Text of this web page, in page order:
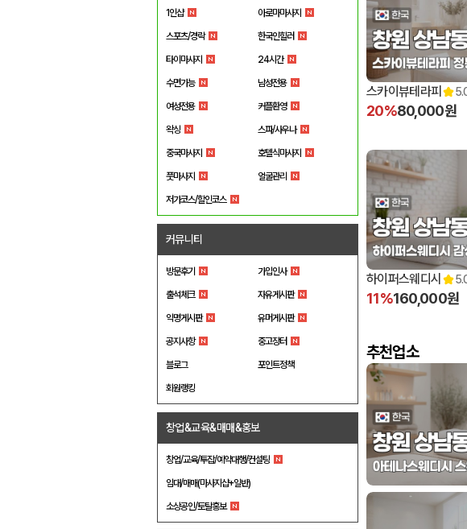
1인샵 아로마마사지
스포츠/경락 한국인힐러
타이마사지 24시간
수면가능 남성전용
여성전용 커플환영
왁싱 스파/사우나
중국마사지 호텔식마사지
풋마사지 얼굴관리
저가코스/할인코스
커뮤니티
방문후기 가입인사
출석체크 자유게시판
익명게시판 유머게시판
공지사항 중고장터
블로그 포인트정책
회원랭킹
창업&교육&매매&홍보
창업/교육/투잡/예약대행/컨설팅
임대/매매(마사지샵+일반)
소상공인/토탈홍보
12:00 오픈
스카이뷰테라피
20%80,000원
15:00 오픈
하이퍼스웨디시
11%160,000원
추천업소
11:00 오픈